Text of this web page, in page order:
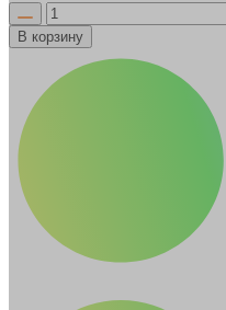
В корзину